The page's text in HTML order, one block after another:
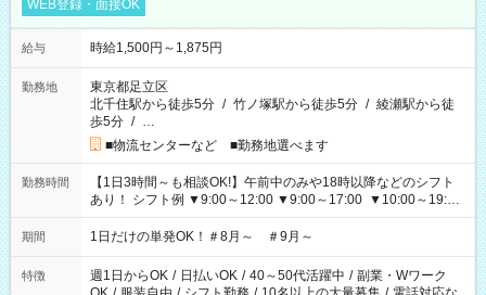
WEB登録・面接OK
給与 時給1,500円～1,875円
勤務地
東京都足立区
北千住駅から徒歩5分 / 竹ノ塚駅から徒歩5分 / 綾瀬駅から徒
歩5分 / …
■物流センターなど ■勤務地選べます
勤務時間
【1日3時間～も相談OK!】午前中のみや18時以降などのシフト
あり！ シフト例 ▼9:00～12:00 ▼9:00～17:00 ▼10:00～19:00
▼18:00～21:00
期間 1日だけの単発OK！＃8月～ ＃9月～
特徴 週1日からOK / 日払いOK / 40～50代活躍中 / 副業・Wワーク